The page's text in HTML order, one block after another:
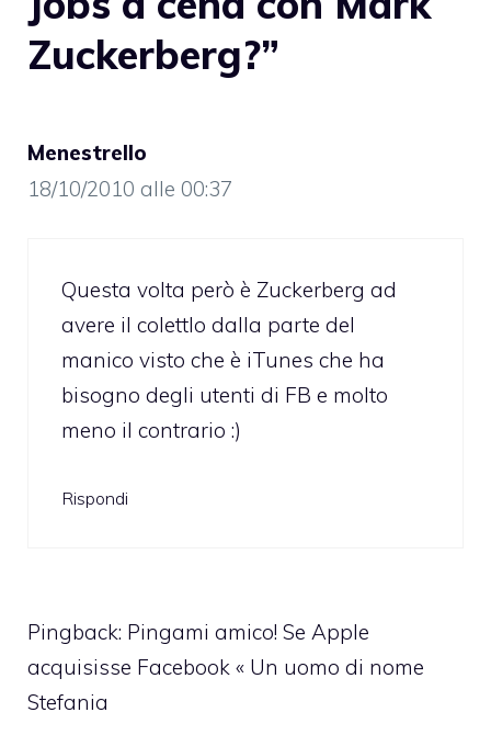
Zuckerberg?”
Menestrello
18/10/2010 alle 00:37
Questa volta però è Zuckerberg ad
avere il colettlo dalla parte del
manico visto che è iTunes che ha
bisogno degli utenti di FB e molto
meno il contrario :)
Rispondi
Pingback: Pingami amico! Se Apple
acquisisse Facebook « Un uomo di nome
Stefania